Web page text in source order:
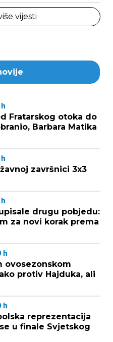
vijesti
h
Fratarskog otoka do
Barbara Matika
h
završnici 3x3
h
drugu pobjedu:
za novi korak prema
h
ovosezonskom
protiv Hajduka, ali
h
reprezentacija
u finale Svjetskog